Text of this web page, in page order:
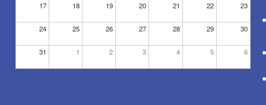
17 18 19 20 21 22 23
24 25 26 27 28 29 30
31 1 2 3 4 5 6